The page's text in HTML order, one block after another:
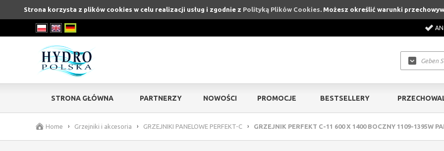
Strona korzysta z plików cookies w celu realizacji usług i zgodnie z Polityką Plików Cookies. Możesz określić warunki
STRONA GŁÓWNA PARTNERZY NOWOŚCI PROMOCJE BESTSELLERY
Home › Grzejniki i akcesoria › GRZEJNIKI PANELOWE PERFEKT-C › GRZEJNIK PERFEKT C-11 600 X 1400 BOCZNY 1109-1395W